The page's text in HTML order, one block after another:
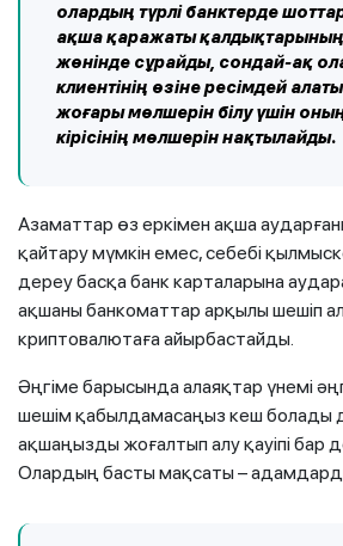
олардың түрлі банктерде
ақша қаражаты
жөнінде сұрайды, сондай-ақ
клиентінің өзіне ресімдей
жоғары мөлшерін білу үшін
кірісінің мөлшерін нақтылайды.
Азаматтар өз еркімен ақша
қайтару мүмкін емес, себебі
дереу басқа банк карталарына
ақшаны банкоматтар арқылы шешіп
криптовалютаға айырбастайды.
Әңгіме барысында алаяқтар үнемі
шешім қабылдамасаңыз кеш болады
ақшаңызды жоғалтып алу қауіпі бар
Олардың басты мақсаты –